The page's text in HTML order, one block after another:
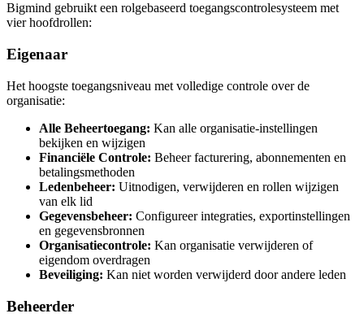
Bigmind gebruikt een rolgebaseerd toegangscontrolesysteem met
vier hoofdrollen:
Eigenaar
Het hoogste toegangsniveau met volledige controle over de
organisatie:
Alle Beheertoegang: Kan alle organisatie-instellingen
bekijken en wijzigen
Financiële Controle: Beheer facturering, abonnementen en
betalingsmethoden
Ledenbeheer: Uitnodigen, verwijderen en rollen wijzigen
van elk lid
Gegevensbeheer: Configureer integraties, exportinstellingen
en gegevensbronnen
Organisatiecontrole: Kan organisatie verwijderen of
eigendom overdragen
Beveiliging: Kan niet worden verwijderd door andere leden
Beheerder